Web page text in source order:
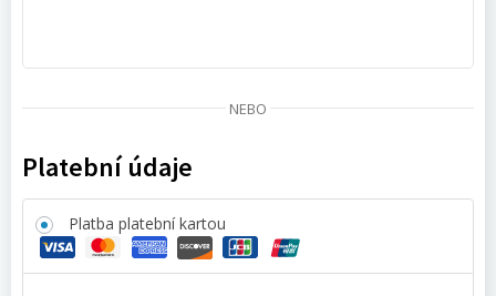
NEBO
Platební údaje
Platba platební kartou